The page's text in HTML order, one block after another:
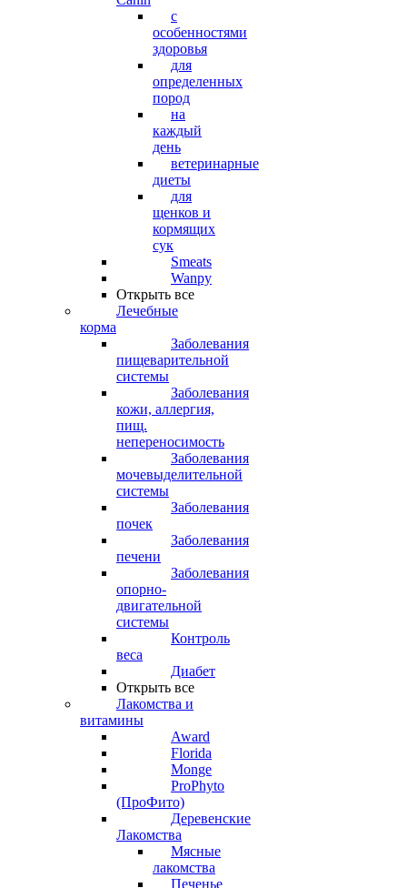
с
особенностями
здоровья
для
определенных
пород
на
каждый
день
ветеринарные
диеты
для
щенков и
кормящих
сук
Smeats
Wanpy
Открыть все
Лечебные
корма
Заболевания
пищеварительной
системы
Заболевания
кожи, аллергия,
пищ.
непереносимость
Заболевания
мочевыделительной
системы
Заболевания
почек
Заболевания
печени
Заболевания
опорно-
двигательной
системы
Контроль
веса
Диабет
Открыть все
Лакомства и
витамины
Award
Florida
Monge
ProPhyto
(ПроФито)
Деревенские
Лакомства
Мясные
лакомства
Печенье